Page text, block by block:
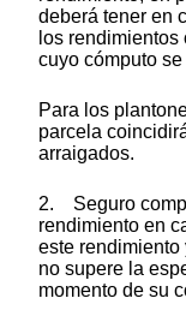
deberá tener en
los
cuyo cómputo
Para los
parcela
arraigados.
2. Seguro
rendimiento en
este rendimiento
no supere la
momento de su